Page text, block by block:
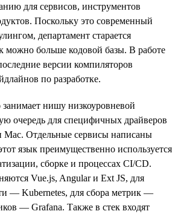
для сервисов, инструментов
Поскольку это современный
департамент старается
можно больше кодовой базы. В работе
версии компиляторов
по разработке.
нишу низкоуровневой
очередь для специфичных драйверов
Mac. Отдельные сервисы написаны
язык преимущественно используется
сборке и процессах CI/CD.
Vue.js, Angular и Ext JS, для
— Kubernetes, для сбора метрик —
— Grafana. Также в стек входят